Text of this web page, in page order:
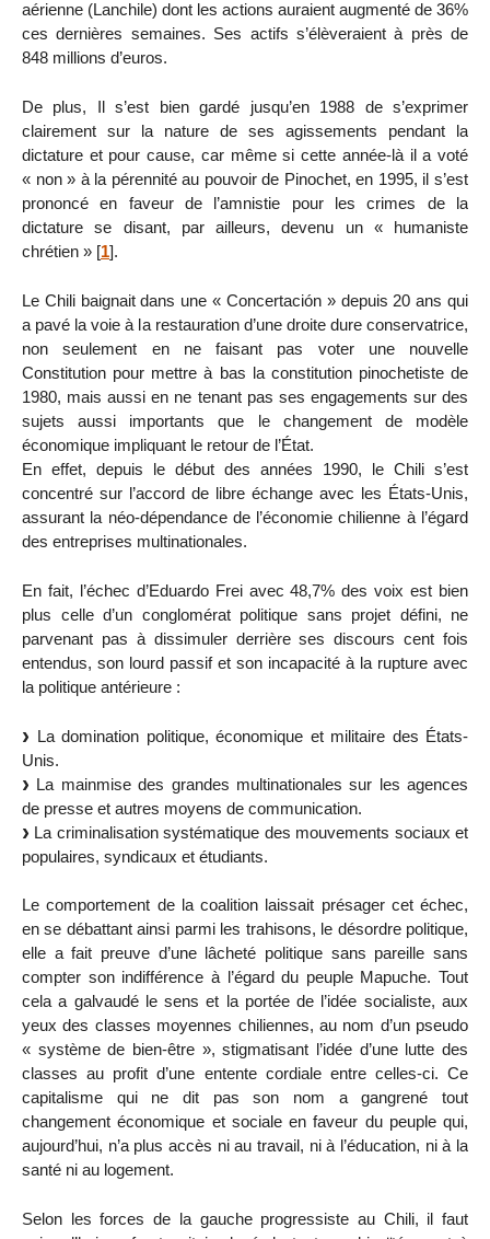
aérienne (Lanchile) dont les actions auraient augmenté de 36%
ces dernières semaines. Ses actifs s’élèveraient à près de
848 millions d’euros.
De plus, Il s’est bien gardé jusqu’en 1988 de s’exprimer
clairement sur la nature de ses agissements pendant la
dictature et pour cause, car même si cette année-là il a voté
« non » à la pérennité au pouvoir de Pinochet, en 1995, il s’est
prononcé en faveur de l’amnistie pour les crimes de la
dictature se disant, par ailleurs, devenu un « humaniste
chrétien » [1].
Le Chili baignait dans une « Concertación » depuis 20 ans qui
a pavé la voie à la restauration d’une droite dure conservatrice,
non seulement en ne faisant pas voter une nouvelle
Constitution pour mettre à bas la constitution pinochetiste de
1980, mais aussi en ne tenant pas ses engagements sur des
sujets aussi importants que le changement de modèle
économique impliquant le retour de l’État.
En effet, depuis le début des années 1990, le Chili s’est
concentré sur l’accord de libre échange avec les États-Unis,
assurant la néo-dépendance de l’économie chilienne à l’égard
des entreprises multinationales.
En fait, l’échec d’Eduardo Frei avec 48,7% des voix est bien
plus celle d’un conglomérat politique sans projet défini, ne
parvenant pas à dissimuler derrière ses discours cent fois
entendus, son lourd passif et son incapacité à la rupture avec
la politique antérieure :
La domination politique, économique et militaire des États-
Unis.
La mainmise des grandes multinationales sur les agences
de presse et autres moyens de communication.
La criminalisation systématique des mouvements sociaux et
populaires, syndicaux et étudiants.
Le comportement de la coalition laissait présager cet échec,
en se débattant ainsi parmi les trahisons, le désordre politique,
elle a fait preuve d’une lâcheté politique sans pareille sans
compter son indifférence à l’égard du peuple Mapuche. Tout
cela a galvaudé le sens et la portée de l’idée socialiste, aux
yeux des classes moyennes chiliennes, au nom d’un pseudo
« système de bien-être », stigmatisant l’idée d’une lutte des
classes au profit d’une entente cordiale entre celles-ci. Ce
capitalisme qui ne dit pas son nom a gangrené tout
changement économique et sociale en faveur du peuple qui,
aujourd’hui, n’a plus accès ni au travail, ni à l’éducation, ni à la
santé ni au logement.
Selon les forces de la gauche progressiste au Chili, il faut